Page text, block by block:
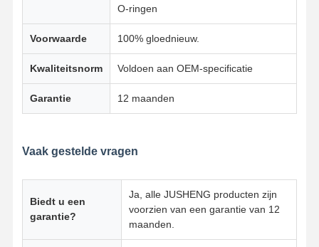
Thuis Producten
O-ringen
Voorwaarde 100% gloednieuw.
Kwaliteitsnorm Voldoen aan OEM-specificatie
Garantie 12 maanden
Vaak gestelde vragen
Biedt u een
garantie?
Ja, alle JUSHENG producten zijn
voorzien van een garantie van 12
maanden.